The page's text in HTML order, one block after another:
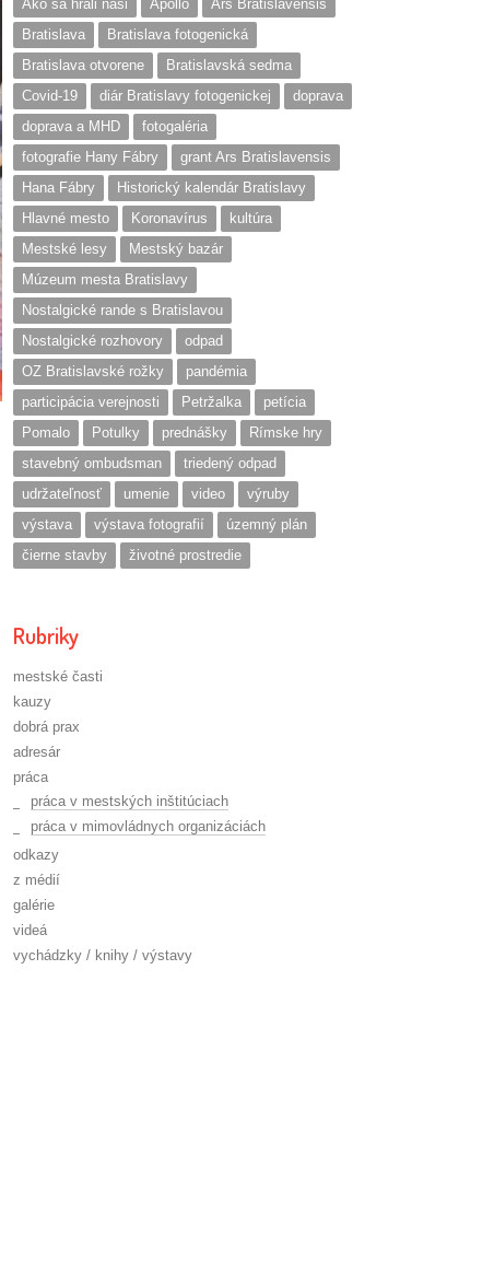
Ako sa hrali naši Apollo
Ars Bratislavensis
Bratislava
Bratislava fotogenická
Bratislava otvorene
Bratislavská sedma
Covid-19
diár Bratislavy fotogenickej
doprava
doprava a MHD
fotogaléria
fotografie Hany Fábry
grant Ars Bratislavensis
Hana Fábry
Historický kalendár Bratislavy
Hlavné mesto
Koronavírus
kultúra
Mestské lesy
Mestský bazár
Múzeum mesta Bratislavy
Nostalgické rande s Bratislavou
Nostalgické rozhovory
odpad
OZ Bratislavské rožky
pandémia
participácia verejnosti
Petržalka
petícia
Pomalo
Potulky prednášky
Rímske hry
stavebný ombudsman
triedený odpad
udržateľnosť
umenie video
výruby
výstava
výstava fotografií
územný plán
čierne stavby
životné prostredie
Rubriky
mestské časti
kauzy
dobrá prax
adresár
práca
práca v mestských inštitúciach
práca v mimovládnych organizáciách
odkazy
z médií
galérie
videá
vychádzky / knihy / výstavy